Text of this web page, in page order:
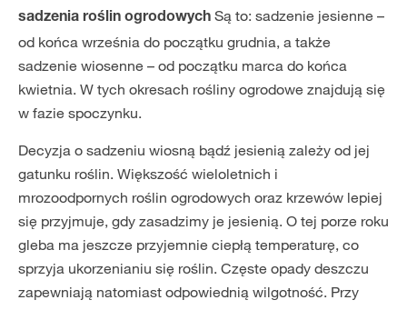
sadzenia roślin ogrodowych Są to: sadzenie jesienne –
od końca września do początku grudnia, a także
sadzenie wiosenne – od początku marca do końca
kwietnia. W tych okresach rośliny ogrodowe znajdują się
w fazie spoczynku.
Decyzja o sadzeniu wiosną bądź jesienią zależy od jej
gatunku roślin. Większość wieloletnich i
mrozoodpornych roślin ogrodowych oraz krzewów lepiej
się przyjmuje, gdy zasadzimy je jesienią. O tej porze roku
gleba ma jeszcze przyjemnie ciepłą temperaturę, co
sprzyja ukorzenianiu się roślin. Częste opady deszczu
zapewniają natomiast odpowiednią wilgotność. Przy